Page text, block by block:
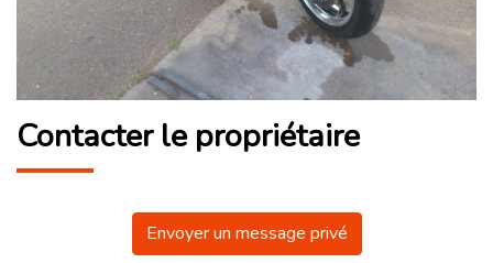
Contacter le propriétaire
Envoyer un message privé